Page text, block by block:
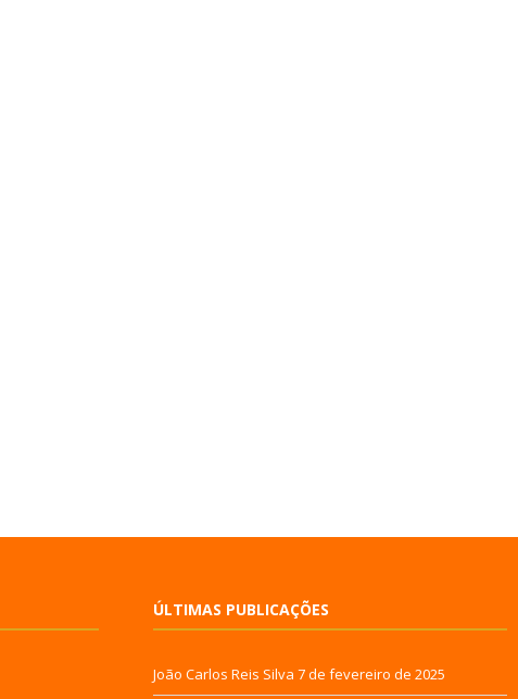
ÚLTIMAS PUBLICAÇÕES
João Carlos Reis Silva 7 de fevereiro de 2025